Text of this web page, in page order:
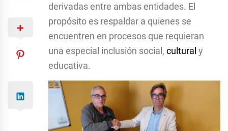
derivadas entre ambas entidades. El
propósito es respaldar a quienes se
encuentren en procesos que requieran
una especial inclusión social, cultural y
educativa.